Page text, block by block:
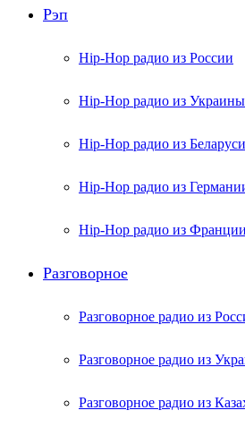
Рэп
Hip-Hop радио из России
Hip-Hop радио из Украины
Hip-Hop радио из Беларуси
Hip-Hop радио из
Hip-Hop радио из Франции
Разговорное
Разговорное радио из
Разговорное радио из
Разговорное радио из